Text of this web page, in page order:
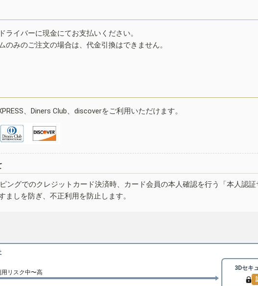
イバーに現金にてお支払いください。
みのご注文の場合は、代金引換はできません。
、Diners Club、discoverをご利用いただけます。
ングでのクレジットカード決済時、カード会員の本人確認を行う「本人認
しを防ぎ、不正利用を防止します。
用リスク中〜高
3Dセキ